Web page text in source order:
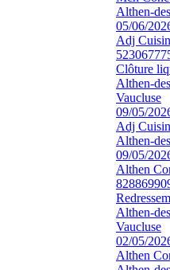
Althen-
05/06/
Adj
Clôture
Althen-
Vaucluse
09/05/
Adj
Althen-
09/05/
Althen
Althen-
Vaucluse
02/05/
Althen